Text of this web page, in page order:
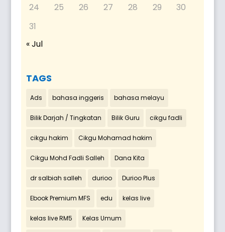
24
25 26 27 28 29
30
31
« Jul
TAGS
Ads bahasa inggeris bahasa melayu
Bilik Darjah / Tingkatan Bilik Guru cikgu fadli
cikgu hakim Cikgu Mohamad hakim
Cikgu Mohd Fadli Salleh Dana Kita
dr salbiah salleh durioo Durioo Plus
Ebook Premium MFS edu kelas live
kelas live RM5 Kelas Umum